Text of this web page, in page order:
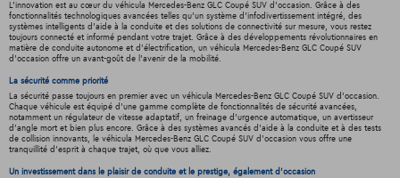
L'innovation est au cœur du véhicula Mercedes-Benz GLC Coupé SUV d'occasion. Grâce à des
fonctionnalités technologiques avancées telles qu'un système d'infodivertissement intégré, des
systèmes intelligents d'aide à la conduite et des solutions de connectivité sur mesure, vous restez
toujours connecté et informé pendant votre trajet. Grâce à des développements révolutionnaires en
matière de conduite autonome et d'électrification, un véhicula Mercedes-Benz GLC Coupé SUV
d'occasion offre un avant-goût de l'avenir de la mobilité.
La sécurité comme priorité
La sécurité passe toujours en premier avec un véhicula Mercedes-Benz GLC Coupé SUV d'occasion.
Chaque véhicule est équipé d'une gamme complète de fonctionnalités de sécurité avancées,
notamment un régulateur de vitesse adaptatif, un freinage d'urgence automatique, un avertisseur
d'angle mort et bien plus encore. Grâce à des systèmes avancés d'aide à la conduite et à des tests
de collision innovants, le véhicula Mercedes-Benz GLC Coupé SUV d'occasion vous offre une
tranquillité d'esprit à chaque trajet, où que vous alliez.
Un investissement dans le plaisir de conduite et le prestige, également d'occasion